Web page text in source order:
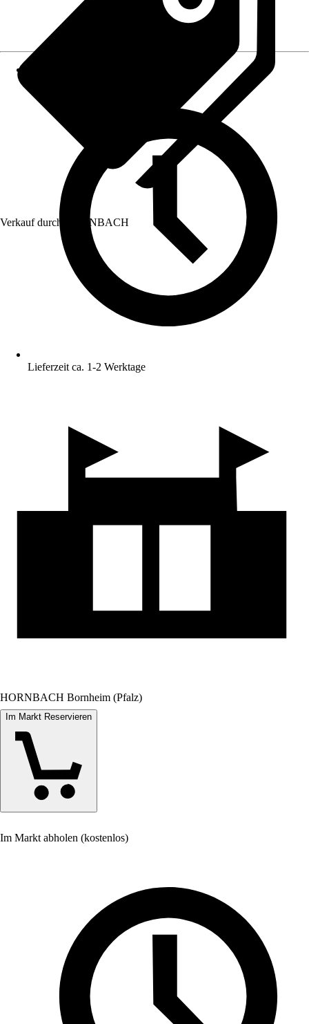
Verkauf durch: HORNBACH
Lieferzeit ca. 1-2 Werktage
HORNBACH Bornheim (Pfalz)
Im Markt Reservieren
Im Markt abholen (kostenlos)